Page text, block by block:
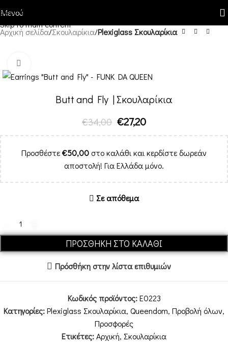
Skip to navigation
Skip to main content
Μενού
Αρχική σελίδα Σκουλαρίκια Plexiglass Σκουλαρίκια
Butt and Fly | Σκουλαρίκια
€34,00 €27,20
Προσθέστε€50,00στο καλάθι και κερδίστε δωρεάν
αποστολή! Για Ελλάδα μόνο.
Σε απόθεμα
ΠΡΟΣΘΉΚΗ ΣΤΟ ΚΑΛΆΘΙ
Πρόσθήκη στην λίστα επιθυμιών
Κωδικός προϊόντος:E0223
Κατηγορίες:Plexiglass Σκουλαρίκια, Queendom, Προβολή όλων,
Προσφορές
Ετικέτες:Αρχική, Σκουλαρίκια